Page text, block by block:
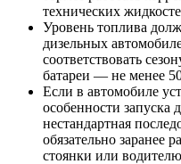
технических
Уровень топлива
дизельных
соответствовать
батареи — не менее
Если в автомобиле
особенности запуска
нестандартная
обязательно заранее
стоянки или водителю